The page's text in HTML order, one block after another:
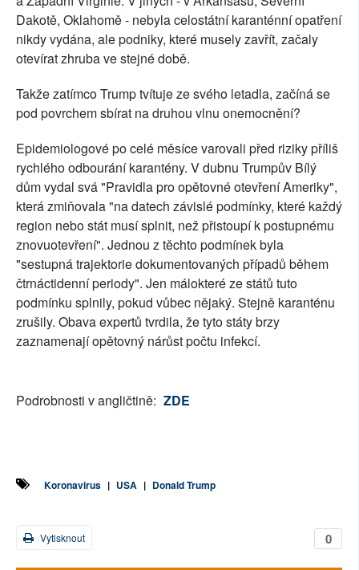
Dakotě, Oklahomě - nebyla celostátní karanténní opatření
nikdy vydána, ale podniky, které musely zavřít, začaly
otevírat zhruba ve stejné době.
Takže zatímco Trump tvítuje ze svého letadla, začíná se
pod povrchem sbírat na druhou vlnu onemocnění?
Epidemiologové po celé měsíce varovali před riziky příliš
rychlého odbourání karantény. V dubnu Trumpův Bílý
dům vydal svá "Pravidla pro opětovné otevření Ameriky",
která zmiňovala "na datech závislé podmínky, které každý
region nebo stát musí splnit, než přistoupí k postupnému
znovuotevření". Jednou z těchto podmínek byla
"sestupná trajektorie dokumentovaných případů během
čtrnáctidenní periody". Jen málokteré ze států tuto
podmínku splnily, pokud vůbec nějaký. Stejně karanténu
zrušily. Obava expertů tvrdila, že tyto státy brzy
zaznamenají opětovný nárůst počtu infekcí.
Podrobnosti v angličtině: ZDE
Koronavirus | USA | Donald Trump
0
Vytisknout